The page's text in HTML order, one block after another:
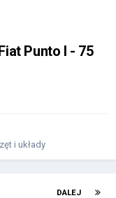
Punto I - 75
i układy
DALEJ